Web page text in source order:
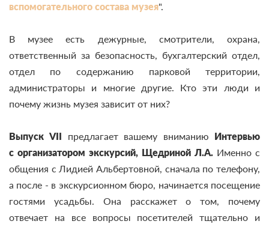
вспомогательного состава музея".
В музее есть дежурные, смотрители, охрана,
ответственный за безопасность, бухгалтерский отдел,
отдел по содержанию парковой территории,
администраторы и многие другие. Кто эти люди и
почему жизнь музея зависит от них?
Выпуск VII предлагает вашему вниманию Интервью
с организатором экскурсий, Щедриной Л.А. Именно с
общения с Лидией Альбертовной, сначала по телефону,
а после - в экскурсионном бюро, начинается посещение
гостями усадьбы. Она расскажет о том, почему
отвечает на все вопросы посетителей тщательно и